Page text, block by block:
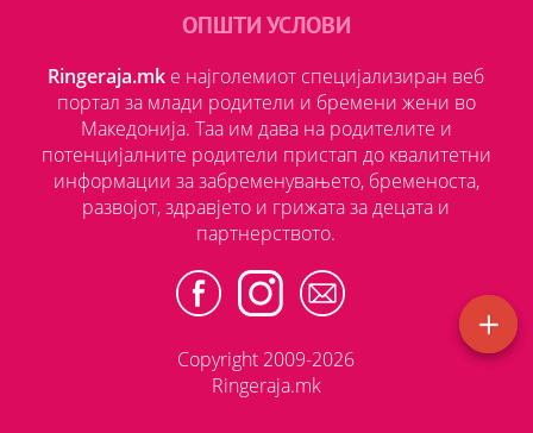
ОПШТИ УСЛОВИ
Ringeraja.mk е најголемиот специјализиран веб
портал за млади родители и бремени жени во
Македонија. Таа им дава на родителите и
потенцијалните родители пристап до квалитетни
информации за забременувањето, бременоста,
развојот, здравјето и грижата за децата и
партнерството.
Copyright 2009-2026
Ringeraja.mk